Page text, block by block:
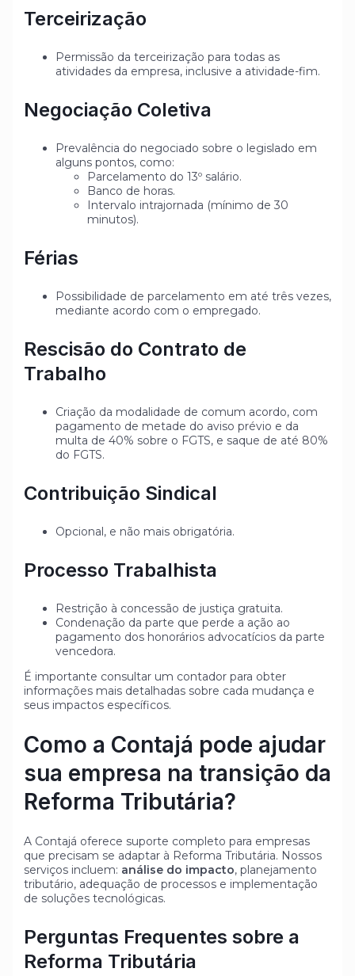
Terceirização
Permissão da terceirização para todas as
atividades da empresa, inclusive a atividade-fim.
Negociação Coletiva
Prevalência do negociado sobre o legislado em
alguns pontos, como:
Parcelamento do 13º salário.
Banco de horas.
Intervalo intrajornada (mínimo de 30
minutos).
Férias
Possibilidade de parcelamento em até três vezes,
mediante acordo com o empregado.
Rescisão do Contrato de
Trabalho
Criação da modalidade de comum acordo, com
pagamento de metade do aviso prévio e da
multa de 40% sobre o FGTS, e saque de até 80%
do FGTS.
Contribuição Sindical
Opcional, e não mais obrigatória.
Processo Trabalhista
Restrição à concessão de justiça gratuita.
Condenação da parte que perde a ação ao
pagamento dos honorários advocatícios da parte
vencedora.
É importante consultar um contador para obter
informações mais detalhadas sobre cada mudança e
seus impactos específicos.
Como a Contajá pode ajudar
sua empresa na transição da
Reforma Tributária?
A Contajá oferece suporte completo para empresas
que precisam se adaptar à Reforma Tributária. Nossos
serviços incluem: análise do impacto, planejamento
tributário, adequação de processos e implementação
de soluções tecnológicas.
Perguntas Frequentes sobre a
Reforma Tributária